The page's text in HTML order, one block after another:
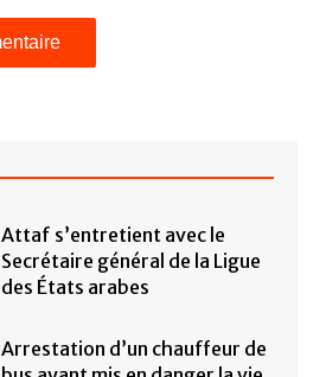
Attaf s’entretient avec le
Secrétaire général de la Ligue
des États arabes
Arrestation d’un chauffeur de